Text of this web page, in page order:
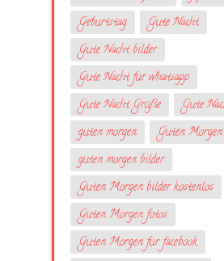
Geburtstag
Gute Nacht
Gute Nacht bilder
Gute Nacht für whatsapp
Gute Nacht Grüße
Gute
guten morgen
Guten
guten morgen bilder
Guten Morgen bilder kostenlos
Guten Morgen fotos
Guten Morgen für facebook